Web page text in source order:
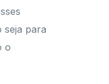
seja para
o